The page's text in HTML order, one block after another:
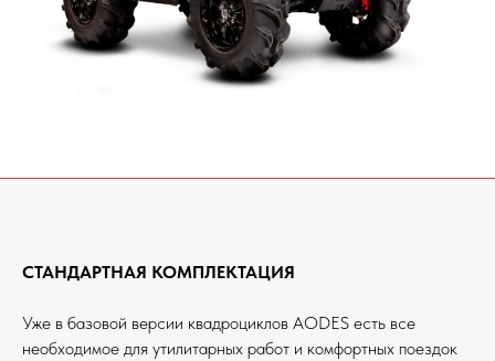
СТАНДАРТНАЯ КОМПЛЕКТАЦИЯ
Уже в базовой версии квадроциклов AODES есть все
необходимое для утилитарных работ и комфортных поездок